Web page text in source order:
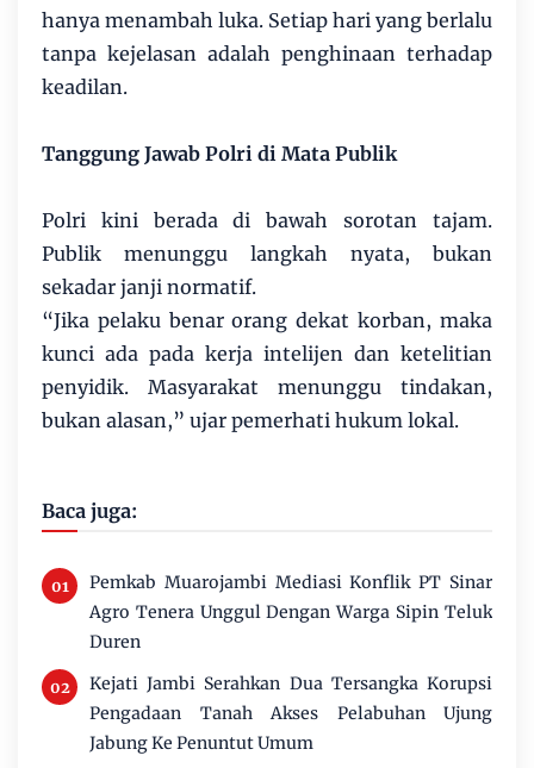
hanya menambah luka. Setiap hari yang berlalu
tanpa kejelasan adalah penghinaan terhadap
keadilan.
Tanggung Jawab Polri di Mata Publik
Polri kini berada di bawah sorotan tajam.
Publik menunggu langkah nyata, bukan
sekadar janji normatif.
“Jika pelaku benar orang dekat korban, maka
kunci ada pada kerja intelijen dan ketelitian
penyidik. Masyarakat menunggu tindakan,
bukan alasan,” ujar pemerhati hukum lokal.
Baca juga:
Pemkab Muarojambi Mediasi Konflik PT Sinar
Agro Tenera Unggul Dengan Warga Sipin Teluk
Duren
Kejati Jambi Serahkan Dua Tersangka Korupsi
Pengadaan Tanah Akses Pelabuhan Ujung
Jabung Ke Penuntut Umum